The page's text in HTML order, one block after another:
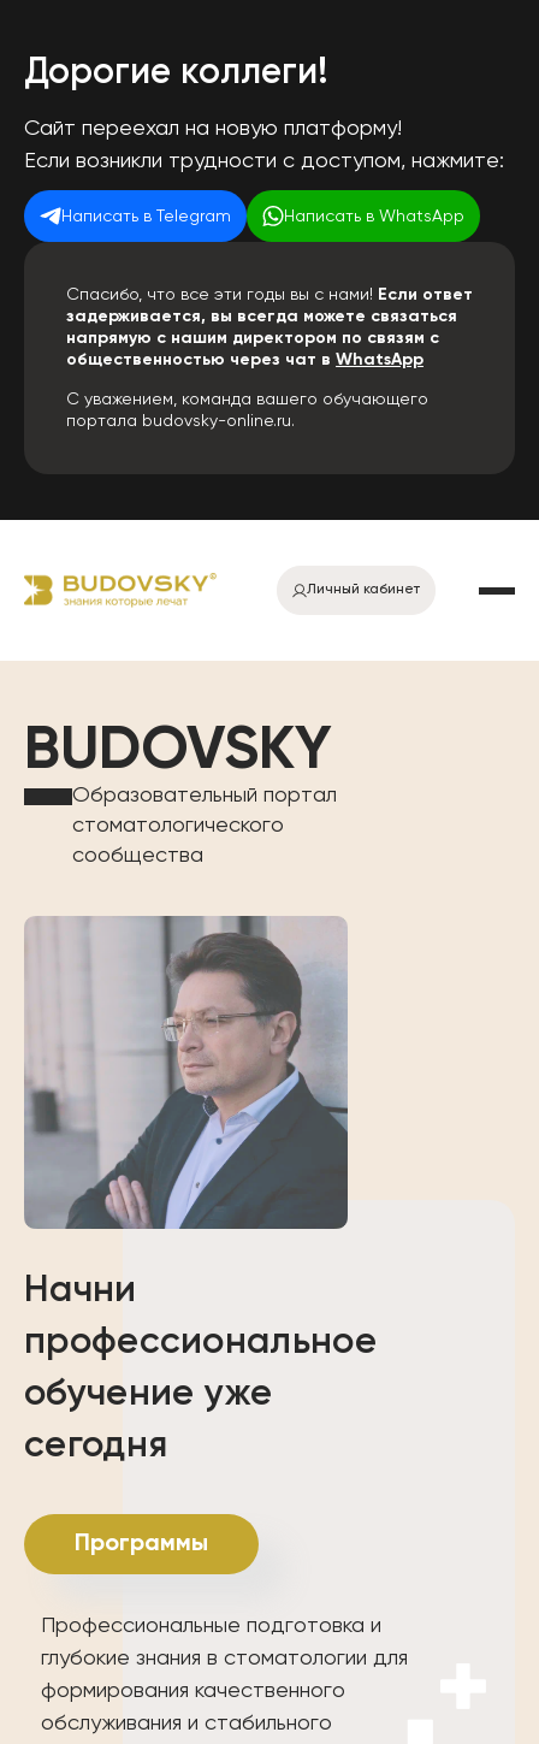
Дорогие коллеги!
Сайт переехал на новую платформу!
Если возникли трудности с доступом, нажмите:
Написать в Telegram Написать в WhatsApp
Спасибо, что все эти годы вы с нами! Если ответ
задерживается, вы всегда можете связаться
напрямую с нашим директором по связям с
общественностью через чат в WhatsApp
С уважением, команда вашего обучающего
портала budovsky-online.ru.
Личный кабинет
BUDOVSKY
Образовательный портал
стоматологического
сообщества
Начни
профессиональное
обучение уже
сегодня
Программы
Профессиональные подготовка и
глубокие знания в стоматологии для
формирования качественного
обслуживания и стабильного